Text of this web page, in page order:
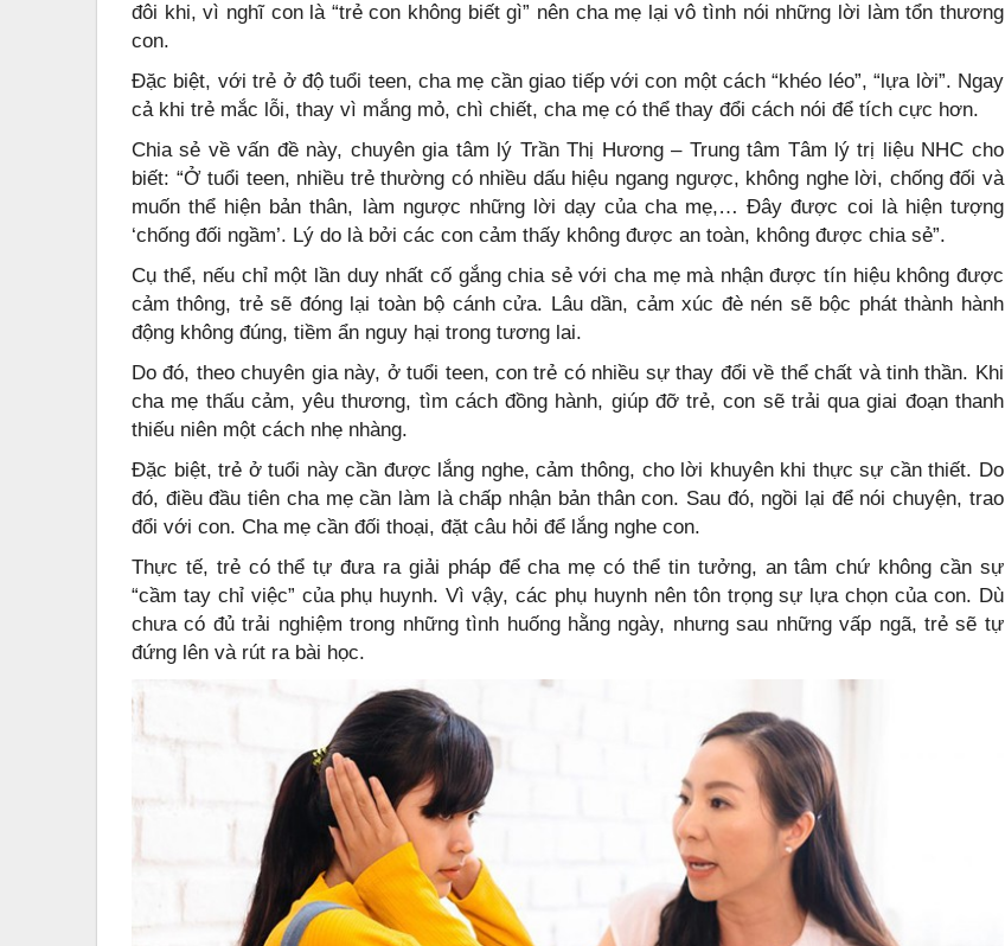
đôi khi, vì nghĩ con là “trẻ con không biết gì” nên cha mẹ lại vô tình nói những lời làm tổn thương
con.
Đặc biệt, với trẻ ở độ tuổi teen, cha mẹ cần giao tiếp với con một cách “khéo léo”, “lựa lời”. Ngay
cả khi trẻ mắc lỗi, thay vì mắng mỏ, chì chiết, cha mẹ có thể thay đổi cách nói để tích cực hơn.
Chia sẻ về vấn đề này, chuyên gia tâm lý Trần Thị Hương – Trung tâm Tâm lý trị liệu NHC cho
biết: “Ở tuổi teen, nhiều trẻ thường có nhiều dấu hiệu ngang ngược, không nghe lời, chống đối và
muốn thể hiện bản thân, làm ngược những lời dạy của cha mẹ,… Đây được coi là hiện tượng
‘chống đối ngầm’. Lý do là bởi các con cảm thấy không được an toàn, không được chia sẻ”.
Cụ thể, nếu chỉ một lần duy nhất cố gắng chia sẻ với cha mẹ mà nhận được tín hiệu không được
cảm thông, trẻ sẽ đóng lại toàn bộ cánh cửa. Lâu dần, cảm xúc đè nén sẽ bộc phát thành hành
động không đúng, tiềm ẩn nguy hại trong tương lai.
Do đó, theo chuyên gia này, ở tuổi teen, con trẻ có nhiều sự thay đổi về thể chất và tinh thần. Khi
cha mẹ thấu cảm, yêu thương, tìm cách đồng hành, giúp đỡ trẻ, con sẽ trải qua giai đoạn thanh
thiếu niên một cách nhẹ nhàng.
Đặc biệt, trẻ ở tuổi này cần được lắng nghe, cảm thông, cho lời khuyên khi thực sự cần thiết. Do
đó, điều đầu tiên cha mẹ cần làm là chấp nhận bản thân con. Sau đó, ngồi lại để nói chuyện, trao
đổi với con. Cha mẹ cần đối thoại, đặt câu hỏi để lắng nghe con.
Thực tế, trẻ có thể tự đưa ra giải pháp để cha mẹ có thể tin tưởng, an tâm chứ không cần sự
“cầm tay chỉ việc” của phụ huynh. Vì vậy, các phụ huynh nên tôn trọng sự lựa chọn của con. Dù
chưa có đủ trải nghiệm trong những tình huống hằng ngày, nhưng sau những vấp ngã, trẻ sẽ tự
đứng lên và rút ra bài học.